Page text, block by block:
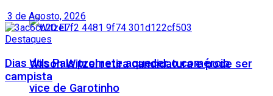
Wilson Witzel retira candidatura e pode ser
vice de Garotinho
3 de Agosto, 2026
Destaques
Dias dos Pais promete aquecer o comércio
campista